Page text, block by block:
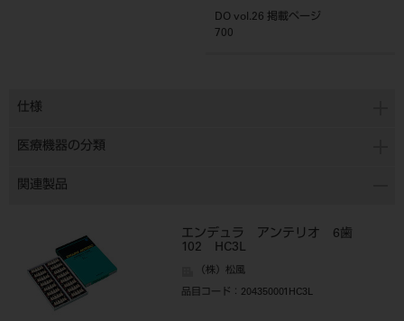
DO vol.26 掲載ページ
700
仕様
医療機器の分類
関連製品
エンデュラ アンテリオ 6歯
102 HC3L
（株）松風
品目コード ：204350001HC3L